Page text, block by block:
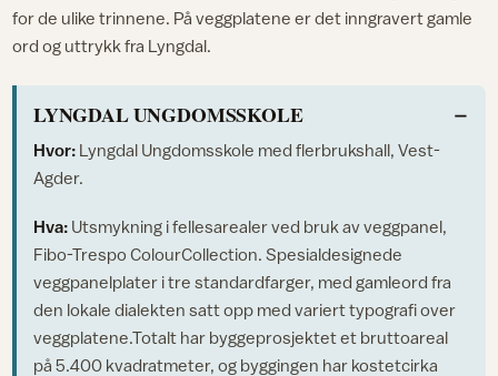
for de ulike trinnene. På veggplatene er det inngravert gamle
ord og uttrykk fra Lyngdal.
LYNGDAL UNGDOMSSKOLE
Hvor: Lyngdal Ungdomsskole med flerbrukshall, Vest-
Agder.
Hva: Utsmykning i fellesarealer ved bruk av veggpanel,
Fibo-Trespo ColourCollection. Spesialdesignede
veggpanelplater i tre standardfarger, med gamleord fra
den lokale dialekten satt opp med variert typografi over
veggplatene.Totalt har byggeprosjektet et bruttoareal
på 5.400 kvadratmeter, og byggingen har kostetcirka